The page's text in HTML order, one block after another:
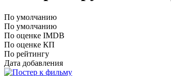
По умолчанию
По умолчанию
По оценке IMDB
По оценке КП
По рейтингу
Дата добавления